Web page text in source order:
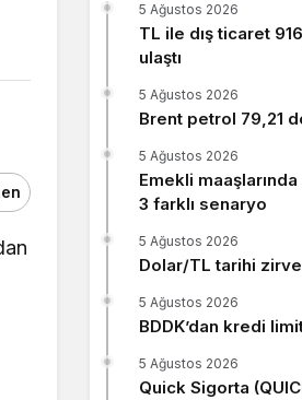
Gündüz modunu
Gece Modu
Gece modunu
Sistem Modu
Sistem modunu
TL ile dış ticaret
ulaştı
5 Ağustos 2026
Brent petrol 79,21
5 Ağustos 2026
Emekli
3 farklı senaryo
5 Ağustos 2026
Dolar/TL tarihi
5 Ağustos 2026
BDDK’dan kredi
5 Ağustos 2026
Quick Sigorta
5 Ağustos 2026